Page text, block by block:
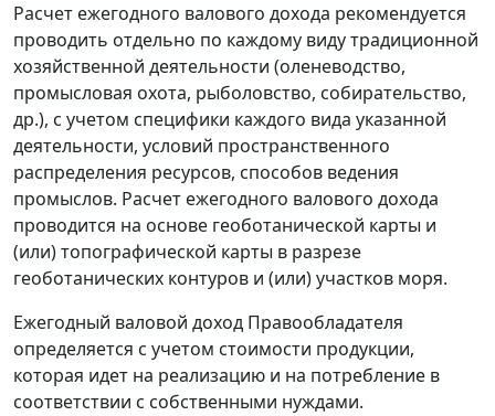
Расчет ежегодного валового дохода рекомендуется
проводить отдельно по каждому виду традиционной
хозяйственной деятельности (оленеводство,
промысловая охота, рыболовство, собирательство,
др.), с учетом специфики каждого вида указанной
деятельности, условий пространственного
распределения ресурсов, способов ведения
промыслов. Расчет ежегодного валового дохода
проводится на основе геоботанической карты и
(или) топографической карты в разрезе
геоботанических контуров и (или) участков моря.
Ежегодный валовой доход Правообладателя
определяется с учетом стоимости продукции,
которая идет на реализацию и на потребление в
соответствии с собственными нуждами.